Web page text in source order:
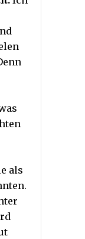
als